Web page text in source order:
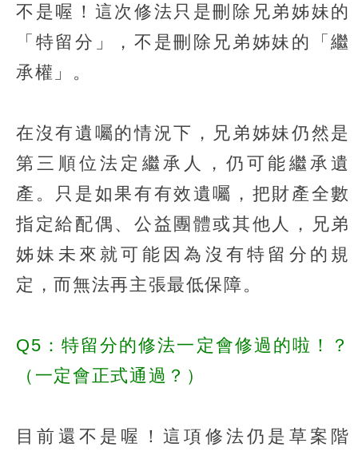
不是喔！這次修法只是刪除兄弟姊妹的
「特留分」，不是刪除兄弟姊妹的「繼
承權」。
在沒有遺囑的情況下，兄弟姊妹仍然是
第三順位法定繼承人，仍可能繼承遺
產。只是如果有有效遺囑，把財產全數
指定給配偶、公益團體或其他人，兄弟
姊妹未來就可能因為沒有特留分的規
定，而無法再主張最低保障。
Q5：特留分的修法一定會修過的啦！？
（一定會正式通過？）
目前還不是喔！這項修法仍是草案階